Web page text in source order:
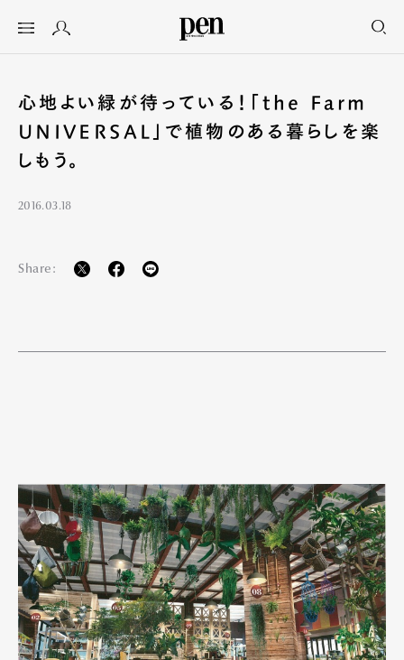
心地よい緑が待っている！「the Farm
UNIVERSAL」で植物のある暮らしを楽
しもう。
2016.03.18
Share: